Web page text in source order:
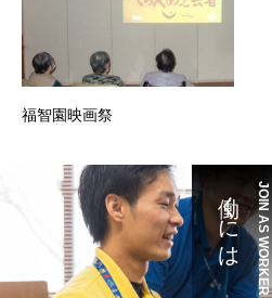
福智園映画祭
JOIN AS WORKER
働くには